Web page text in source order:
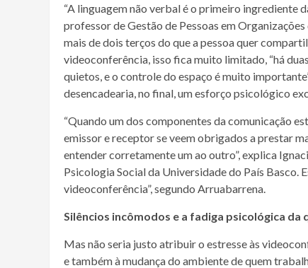
“A linguagem não verbal é o primeiro ingrediente
professor de Gestão de Pessoas em Organizações
mais de dois terços do que a pessoa quer
videoconferência, isso fica muito limitado, “há
quietos, e o controle do espaço é muito
desencadearia, no final, um esforço psicológico
“Quando um dos componentes da comunicação
emissor e receptor se veem obrigados a prestar
entender corretamente um ao outro”, explica
Psicologia Social da Universidade do País Basco.
videoconferência”, segundo Arruabarrena.
Silêncios incômodos e a fadiga psicológica da
Mas não seria justo atribuir o estresse às
e também à mudança do ambiente de quem